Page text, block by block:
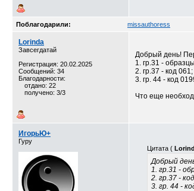
Поблагодарили: missauthoress
Lorinda
Завсегдатай
Регистрация: 20.02.2025
Сообщений: 34
Благодарности:
отдано: 22
получено: 3/3
Добрый день!
1. гр.31 -
2. гр.37 - код 061;
3. гр. 44 - код
Что еще
ИгорьЮ+
Гуру
Цитата (
Добрый
1. гр.31 -
2. гр.37 -
3. гр. 44 -